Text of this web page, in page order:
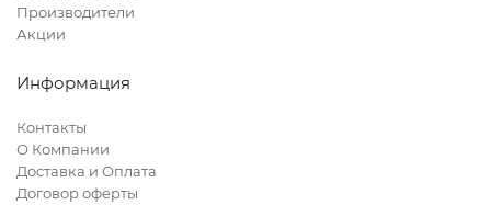
Производители
Акции
Информация
Контакты
О Компании
Доставка и Оплата
Договор оферты